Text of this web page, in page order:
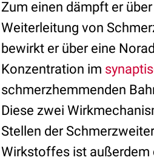
Zum einen dämpft er
Weiterleitung von
bewirkt er über eine
Konzentration im
schmerzhemmenden
Diese zwei
Stellen der
Wirkstoffes ist